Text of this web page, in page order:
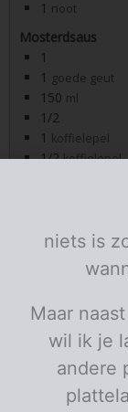
1 noot
Mosterdsaus
1
1 goede geut
150 ml
1/2
1 koffielepel
1/2 koffielepel
Prei-stoemp
Stoof de ui
niets is
Maar
wil ik je
andere